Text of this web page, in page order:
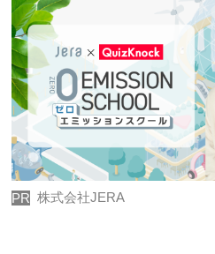
PR 株式会社JERA